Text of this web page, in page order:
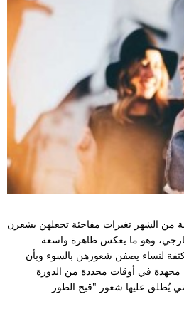
صحة
وتغذية
سياحة
ديكور
أخبار
إعلام
وتكنولوجيا
من الشهر تغيرات مفاجئة تجعلهن يشعرن
وهو ما يعكس ظاهرة واسعة
لنساء يصفن شعورهن بالسوء وبأن
مجهدة في أوقات محددة من الدورة
يُطلق عليها شعور "قبح الطور